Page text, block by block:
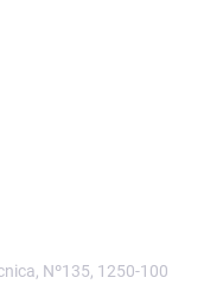
Nº135, 1250-100